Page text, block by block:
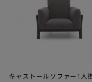
キャストールソファー1人